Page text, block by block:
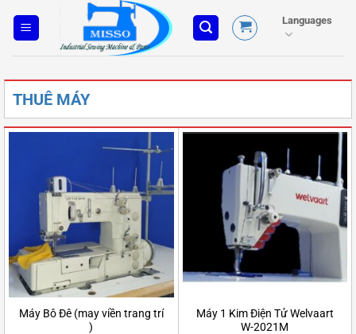
Languages
THUÊ MÁY
Máy Bô Đê (may viền trang trí
)
Máy 1 Kim Điện Tử Welvaart
W-2021M